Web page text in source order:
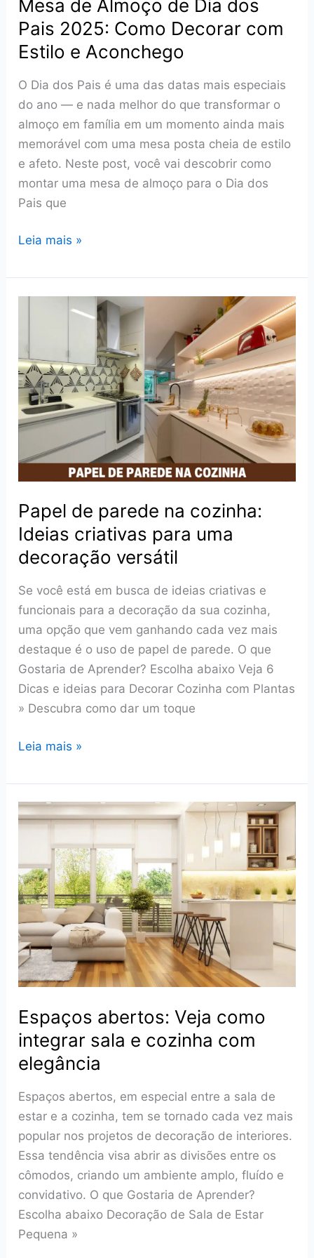
Mesa de Almoço de Dia dos
Pais 2025: Como Decorar com
Estilo e Aconchego
O Dia dos Pais é uma das datas mais especiais
do ano — e nada melhor do que transformar o
almoço em família em um momento ainda mais
memorável com uma mesa posta cheia de estilo
e afeto. Neste post, você vai descobrir como
montar uma mesa de almoço para o Dia dos
Pais que
Mesa
Almoço
de
Pais
2025:
Como
Decorar
com
Estilo
Leia mais »
Papel de parede na cozinha:
Ideias criativas para uma
decoração versátil
Se você está em busca de ideias criativas e
funcionais para a decoração da sua cozinha,
uma opção que vem ganhando cada vez mais
destaque é o uso de papel de parede. O que
Gostaria de Aprender? Escolha abaixo Veja 6
Dicas e ideias para Decorar Cozinha com Plantas
» Descubra como dar um toque
Papel
parede
na
cozinha:
criativas
para
uma
decoração
versátil
Leia mais »
Espaços abertos: Veja como
integrar sala e cozinha com
elegância
Espaços abertos, em especial entre a sala de
estar e a cozinha, tem se tornado cada vez mais
popular nos projetos de decoração de interiores.
Essa tendência visa abrir as divisões entre os
cômodos, criando um ambiente amplo, fluído e
convidativo. O que Gostaria de Aprender?
Escolha abaixo Decoração de Sala de Estar
Pequena »